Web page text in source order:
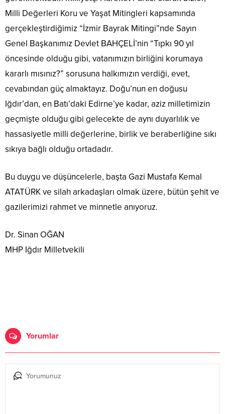
Milli Değerleri Koru ve Yaşat Mitingleri kapsamında
gerçekleştirdiğimiz “İzmir Bayrak Mitingi”nde Sayın
Genel Başkanımız Devlet BAHÇELİ’nin “Tıpkı 90 yıl
öncesinde olduğu gibi, vatanımızın birliğini korumaya
kararlı mısınız?” sorusuna halkımızın verdiği, evet,
cevabından güç almaktayız. Doğu’nun en doğusu
Iğdır’dan, en Batı’daki Edirne’ye kadar, aziz milletimizin
geçmişte olduğu gibi gelecekte de aynı duyarlılık ve
hassasiyetle milli değerlerine, birlik ve beraberliğine sıkı
sıkıya bağlı olduğu ortadadır.
Bu duygu ve düşüncelerle, başta Gazi Mustafa Kemal
ATATÜRK ve silah arkadaşları olmak üzere, bütün şehit ve
gazilerimizi rahmet ve minnetle anıyoruz.
Dr. Sinan OĞAN
MHP Iğdır Milletvekili
Yorumlar